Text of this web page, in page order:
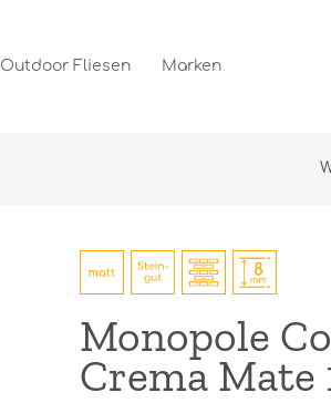
Outdoor Fliesen Marken
Monopole
Crema Mate